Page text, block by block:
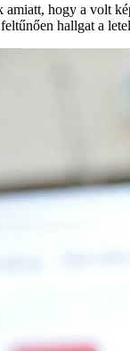
amiatt, hogy a volt
hallgat a